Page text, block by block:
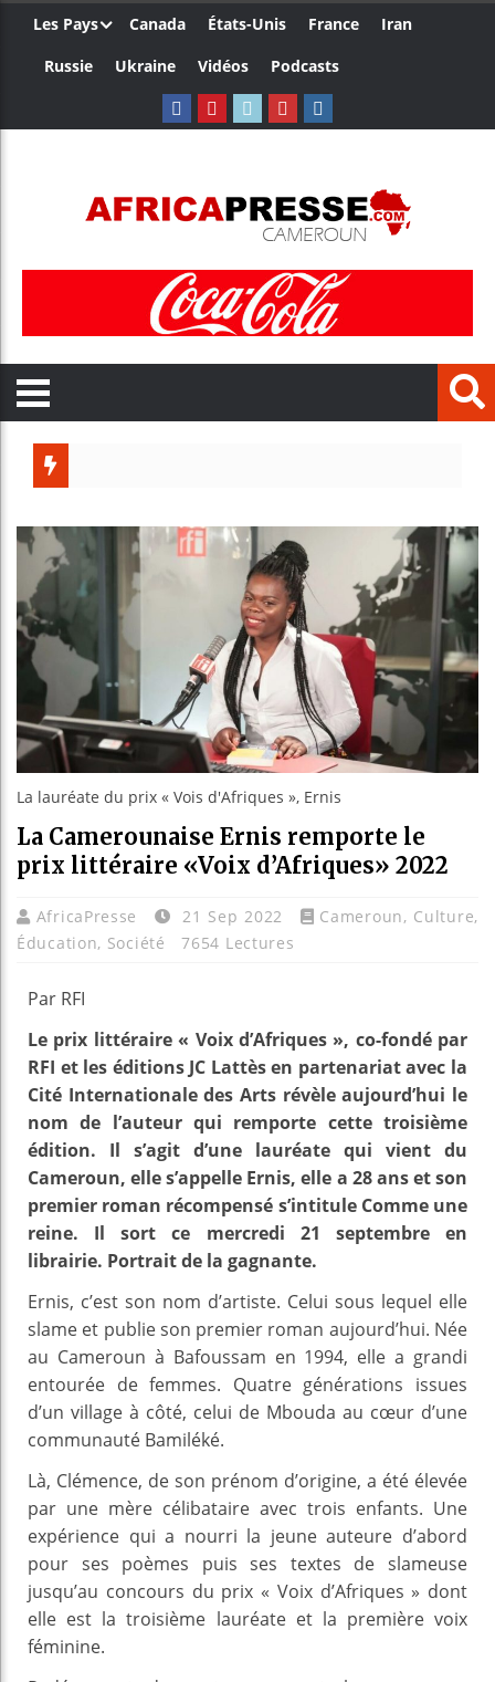
Les Pays Canada États-Unis France
Iran
Russie
Ukraine Vidéos Podcasts
Bénin
Aliko
La lauréate du prix « Vois d'Afriques », Ernis
La Camerounaise Ernis remporte le
prix littéraire «Voix d’Afriques» 2022
AfricaPresse 21 Sep 2022 Cameroun, Culture,
Éducation, Société 7654 Lectures
Par RFI
Le prix littéraire « Voix d’Afriques », co-fondé par
RFI et les éditions JC Lattès en partenariat avec la
Cité Internationale des Arts révèle aujourd’hui le
nom de l’auteur qui remporte cette troisième
édition. Il s’agit d’une lauréate qui vient du
Cameroun, elle s’appelle Ernis, elle a 28 ans et son
premier roman récompensé s’intitule Comme une
reine. Il sort ce mercredi 21 septembre en
librairie. Portrait de la gagnante.
Ernis, c’est son nom d’artiste. Celui sous lequel elle
slame et publie son premier roman aujourd’hui. Née
au Cameroun à Bafoussam en 1994, elle a grandi
entourée de femmes. Quatre générations issues
d’un village à côté, celui de Mbouda au cœur d’une
communauté Bamiléké.
Là, Clémence, de son prénom d’origine, a été élevée
par une mère célibataire avec trois enfants. Une
expérience qui a nourri la jeune auteure d’abord
pour ses poèmes puis ses textes de slameuse
jusqu’au concours du prix « Voix d’Afriques » dont
elle est la troisième lauréate et la première voix
féminine.